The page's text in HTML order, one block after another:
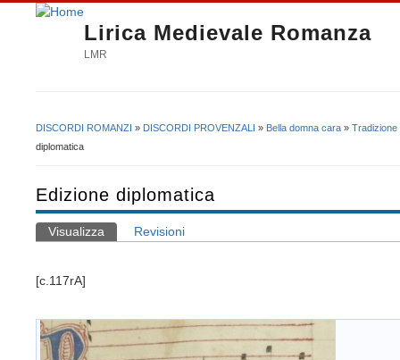
Lirica Medievale Romanza
LMR
Tu sei qui
DISCORDI ROMANZI » DISCORDI PROVENZALI » Bella domna cara » Tradizione
diplomatica
Edizione diplomatica
Schede primarie
Visualizza (scheda attiva)
Revisioni
[c.117rA]